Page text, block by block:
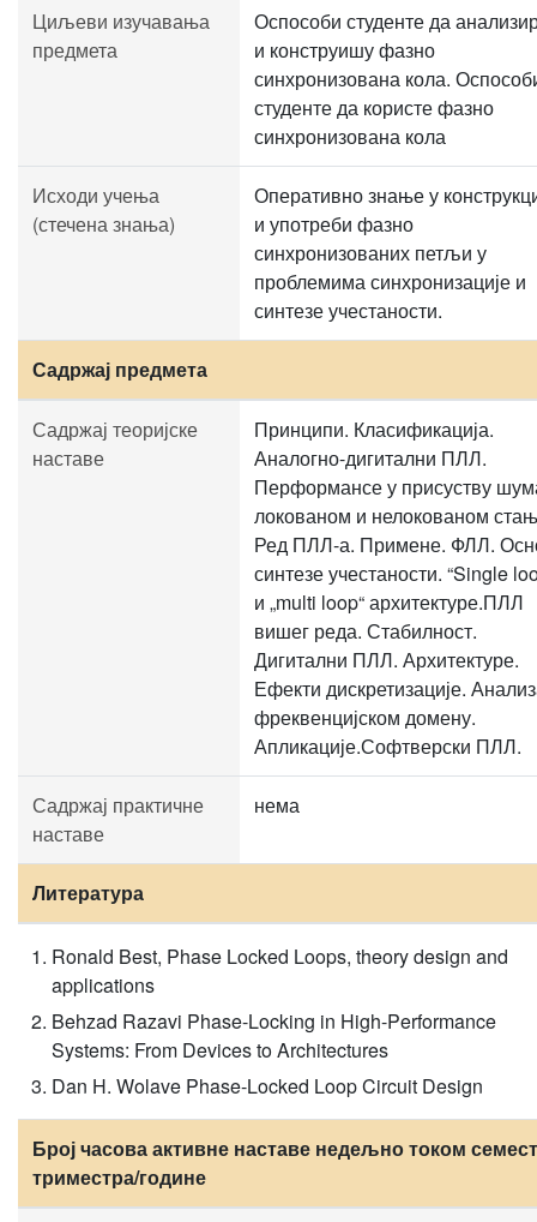
Циљеви изучавања
предмета
Оспособи студенте да
и конструишу фазно
синхронизована кола.
студенте да користе фазно
синхронизована кола
Исходи учења
(стечена знања)
Оперативно знање у
и употреби фазно
синхронизованих петљи у
проблемима синхронизације и
синтезе учестаности.
Садржај предмета
Садржај теоријске
наставе
Принципи. Класификација.
Аналогно-дигитални ПЛЛ.
Перформансе у присуству
локованом и нелокованом
Ред ПЛЛ-а. Примене. ФЛЛ.
синтезе учестаности. “Single
и „multi loop“ архитектуре.ПЛЛ
вишег реда. Стабилност.
Дигитални ПЛЛ. Архитектуре.
Ефекти дискретизације.
фреквенцијском домену.
Апликације.Софтверски ПЛЛ.
Садржај практичне
наставе
нема
Литература
Ronald Best, Phase Locked Loops, theory design and
applications
Behzad Razavi Phase-Locking in High-Performance
Systems: From Devices to Architectures
Dan H. Wolave Phase-Locked Loop Circuit Design
Број часова активне наставе недељно током
триместра/године